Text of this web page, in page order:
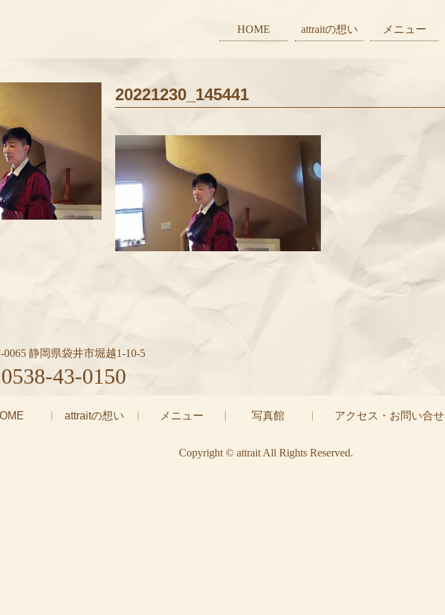
HOME attraitの想い メニュー
20221230_145441
0065 静岡県袋井市堀越1-10-5
0538-43-0150
attraitの想い メニュー 写真館 アクセス・お問い合せ
Copyright © attrait All Rights Reserved.